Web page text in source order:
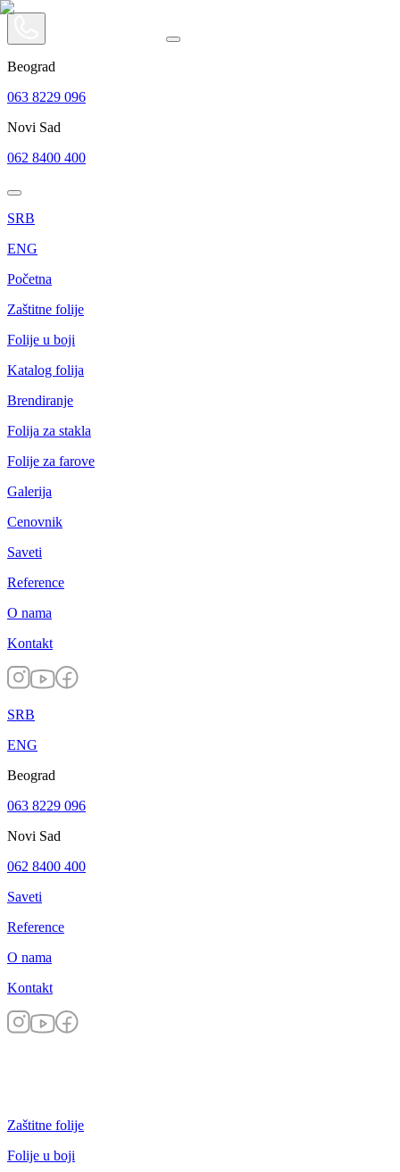
Beograd
063 8229 096
Novi Sad
062 8400 400
SRB
ENG
Početna
Zaštitne folije
Folije u boji
Katalog folija
Brendiranje
Folija za stakla
Folije za farove
Galerija
Cenovnik
Saveti
Reference
O nama
Kontakt
SRB
ENG
Beograd
063 8229 096
Novi Sad
062 8400 400
Saveti
Reference
O nama
Kontakt
Zaštitne folije
Folije u boji